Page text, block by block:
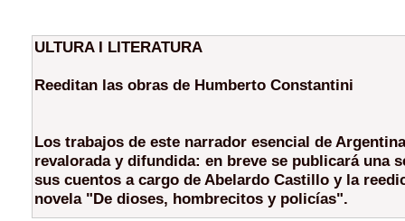
ULTURA I LITERATURA
Reeditan las obras de Humberto Constantini
Los trabajos de este narrador esencial de
revalorada y difundida: en breve se publicará una
sus cuentos a cargo de Abelardo Castillo y la
novela "De dioses, hombrecitos y policías".